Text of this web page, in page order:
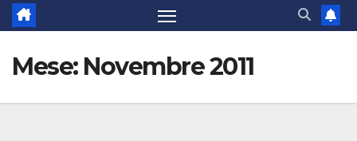
Mese: Novembre 2011